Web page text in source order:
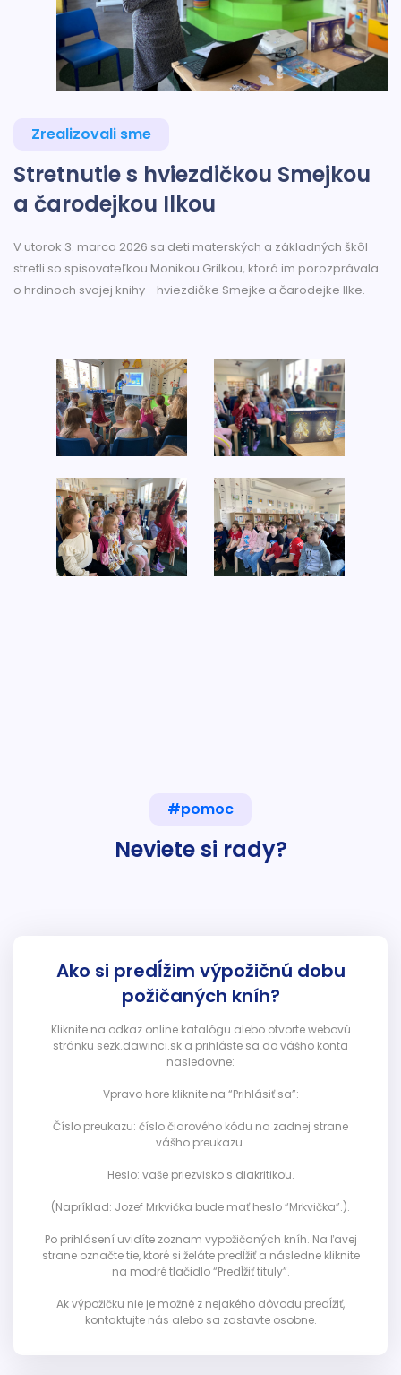
Zrealizovali sme
Stretnutie s hviezdičkou Smejkou
a čarodejkou Ilkou
V utorok 3. marca 2026 sa deti materských a základných škôl
stretli so spisovateľkou Monikou Grilkou, ktorá im porozprávala
o hrdinoch svojej knihy - hviezdičke Smejke a čarodejke Ilke.
#pomoc
Neviete si rady?
Ako si predĺžim výpožičnú dobu
požičaných kníh?
Kliknite na odkaz online katalógu alebo otvorte webovú
stránku sezk.dawinci.sk a prihláste sa do vášho konta
nasledovne:
Vpravo hore kliknite na “Prihlásiť sa”:
Číslo preukazu: číslo čiarového kódu na zadnej strane
vášho preukazu.
Heslo: vaše priezvisko s diakritikou.
(Napríklad: Jozef Mrkvička bude mať heslo “Mrkvička”.).
Po prihlásení uvidíte zoznam vypožičaných kníh. Na ľavej
strane označte tie, ktoré si želáte predĺžiť a následne kliknite
na modré tlačidlo “Predĺžiť tituly”.
Ak výpožičku nie je možné z nejakého dôvodu predĺžiť,
kontaktujte nás alebo sa zastavte osobne.